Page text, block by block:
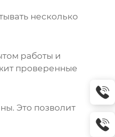
несколько
работы и
проверенные
Это позволит